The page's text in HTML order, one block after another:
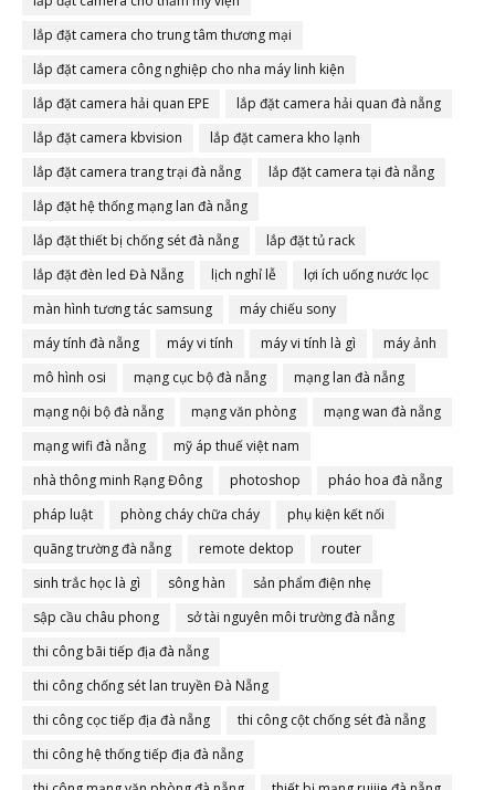
lắp đặt camera cho trung tâm thương mại
lắp đặt camera công nghiệp cho nha máy linh kiện
lắp đặt camera hải quan EPE
lắp đặt camera hải quan đà nẵng
lắp đặt camera kbvision
lắp đặt camera kho lạnh
lắp đặt camera trang trại đà nẵng
lắp đặt camera tại đà nẵng
lắp đặt hệ thống mạng lan đà nẵng
lắp đặt thiết bị chống sét đà nẵng
lắp đặt tủ rack
lắp đặt đèn led Đà Nẵng
lịch nghỉ lễ
lợi ích uống nước lọc
màn hình tương tác samsung
máy chiếu sony
máy tính đà nẵng
máy vi tính máy vi tính là gì
máy ảnh
mô hình osi
mạng cục bộ đà nẵng
mạng lan đà nẵng
mạng nội bộ đà nẵng
mạng văn phòng
mạng wan đà nẵng
mạng wifi đà nẵng
mỹ áp thuế việt nam
nhà thông minh Rạng Đông
photoshop
pháo hoa đà nẵng
pháp luật
phòng cháy chữa cháy
phụ kiện kết nối
quãng trường đà nẵng
remote dektop
router
sinh trắc học là gì
sông hàn
sản phẩm điện nhẹ
sập cầu châu phong
sở tài nguyên môi trường đà nẵng
thi công bãi tiếp địa đà nẵng
thi công chống sét lan truyền Đà Nẵng
thi công cọc tiếp địa đà nẵng
thi công cột chống sét đà nẵng
thi công hệ thống tiếp địa đà nẵng